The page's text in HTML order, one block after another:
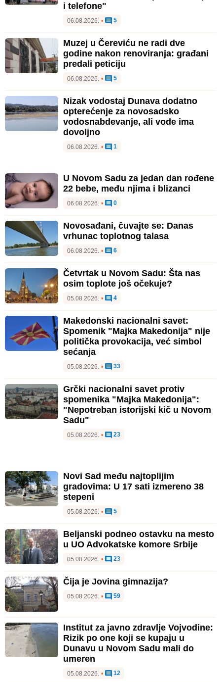
i telefone"
06.08.2026. • 5
Muzej u Čereviću ne radi dve
godine nakon renoviranja: građani
predali peticiju
06.08.2026. • 5
Nizak vodostaj Dunava dodatno
opterećenje za novosadsko
vodosnabdevanje, ali vode ima
dovoljno
06.08.2026. • 1
U Novom Sadu za jedan dan rođene
22 bebe, među njima i blizanci
06.08.2026. • 0
Novosađani, čuvajte se: Danas
vrhunac toplotnog talasa
06.08.2026. • 6
Četvrtak u Novom Sadu: Šta nas
osim toplote još očekuje?
05.08.2026. • 4
Makedonski nacionalni savet:
Spomenik "Majka Makedonija" nije
politička provokacija, već simbol
sećanja
05.08.2026. • 33
Grčki nacionalni savet protiv
spomenika "Majka Makedonija":
"Nepotreban istorijski kič u Novom
Sadu"
05.08.2026. • 23
Novi Sad među najtoplijim
gradovima: U 17 sati izmereno 38
stepeni
05.08.2026. • 5
Beljanski podneo ostavku na mesto
u UO Advokatske komore Srbije
05.08.2026. • 23
Čija je Jovina gimnazija?
05.08.2026. • 59
Institut za javno zdravlje Vojvodine:
Rizik po one koji se kupaju u
Dunavu u Novom Sadu mali do
umeren
05.08.2026. • 12